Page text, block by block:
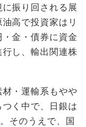
振り回される展
高で投資家はリ
金・債券に資金
し、輸出関連株
・運輸系もやや
く中で、日銀は
そのうえで、国